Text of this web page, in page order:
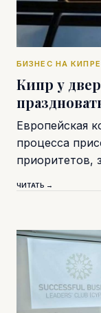
БИЗНЕС НА КИПРЕ
Кипр у
Европейская
процесса
приоритетов,
ЧИТАТЬ →